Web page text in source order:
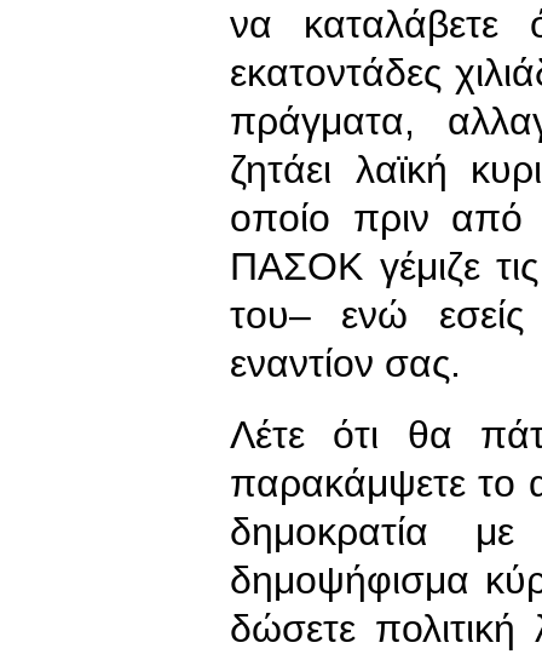
να
εκατοντάδες
πράγματα,
ζητάει λαϊκή
οποίο πριν από
ΠΑΣΟΚ γέμιζε
του– ενώ εσείς
εναντίον σας.
Λέτε ότι θα
παρακάμψετε το
δημοκρατία
δημοψήφισμα
δώσετε